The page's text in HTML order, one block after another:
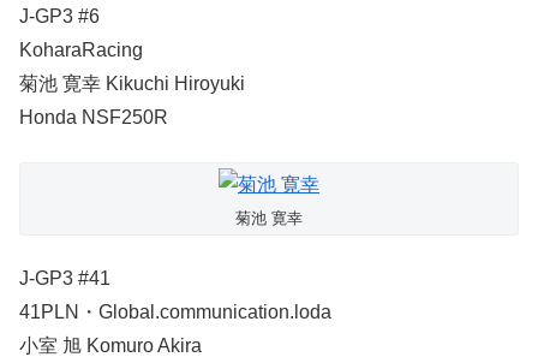
J-GP3 #6
KoharaRacing
菊池 寛幸 Kikuchi Hiroyuki
Honda NSF250R
菊池 寛幸
J-GP3 #41
41PLN・Global.communication.loda
小室 旭 Komuro Akira